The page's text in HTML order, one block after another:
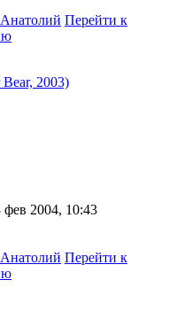
Анатолий Перейти к
2003)
фев 2004, 10:43
Анатолий Перейти к